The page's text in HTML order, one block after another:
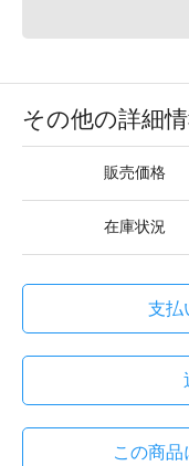
その他の詳細
販売価格
在庫状況
支払
この商品